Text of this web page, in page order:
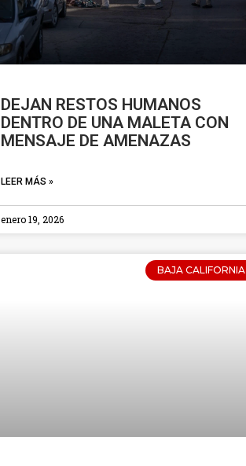
DEJAN RESTOS HUMANOS
DENTRO DE UNA MALETA CON
MENSAJE DE AMENAZAS
LEER MÁS »
enero 19, 2026
BAJA CALIFORNIA